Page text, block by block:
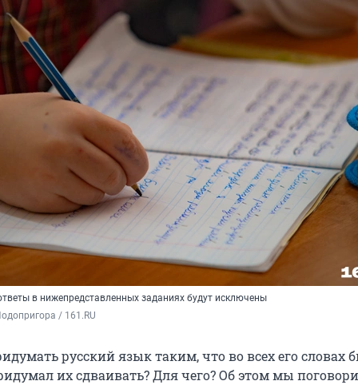
в нижепредставленных заданиях будут исключены
/ 161.RU
русский язык таким, что во всех его словах
их сдваивать? Для чего? Об этом мы